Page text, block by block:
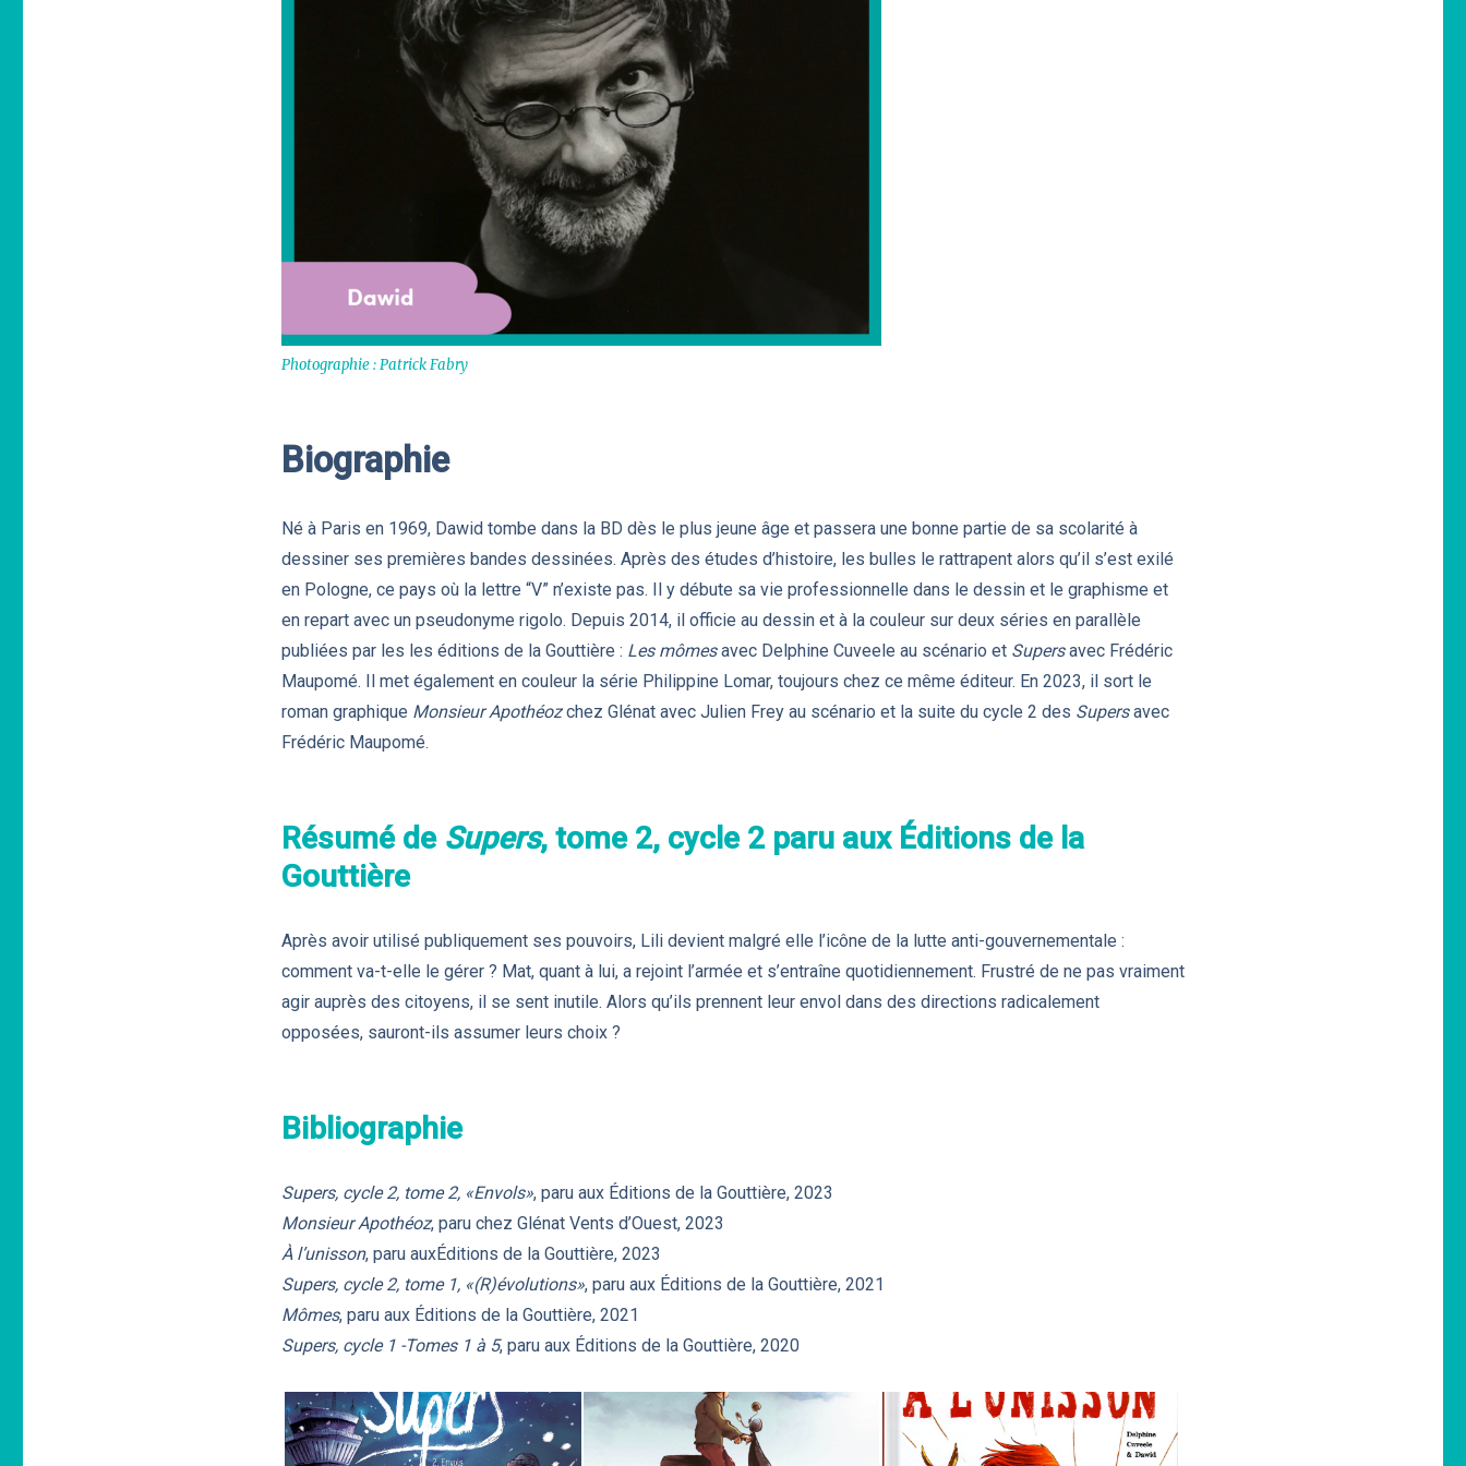
Photographie : Patrick Fabry
Biographie
Né à Paris en 1969, Dawid tombe dans la BD dès le plus jeune âge et passera une bonne partie de sa scolarité à
dessiner ses premières bandes dessinées. Après des études d’histoire, les bulles le rattrapent alors qu’il s’est exilé
en Pologne, ce pays où la lettre “V” n’existe pas. Il y débute sa vie professionnelle dans le dessin et le graphisme et
en repart avec un pseudonyme rigolo. Depuis 2014, il officie au dessin et à la couleur sur deux séries en parallèle
publiées par les les éditions de la Gouttière : Les mômesavec Delphine Cuveele au scénario et Supersavec Frédéric
Maupomé. Il met également en couleur la série Philippine Lomar, toujours chez ce même éditeur. En 2023, il sort le
roman graphique Monsieur Apothéozchez Glénat avec Julien Frey au scénario et la suite du cycle 2 des Supersavec
Frédéric Maupomé.
Résumé de Supers, tome 2, cycle 2 paru aux Éditions de la
Gouttière
Après avoir utilisé publiquement ses pouvoirs, Lili devient malgré elle l’icône de la lutte anti-gouvernementale :
comment va-t-elle le gérer ? Mat, quant à lui, a rejoint l’armée et s’entraîne quotidiennement. Frustré de ne pas vraiment
agir auprès des citoyens, il se sent inutile. Alors qu’ils prennent leur envol dans des directions radicalement
opposées, sauront-ils assumer leurs choix ?
Bibliographie
Supers, cycle 2, tome 2, «Envols», paru aux Éditions de la Gouttière, 2023
Monsieur Apothéoz, paru chez Glénat Vents d’Ouest, 2023
À l’unisson, paru auxÉditions de la Gouttière, 2023
Supers, cycle 2, tome 1, «(R)évolutions», paru aux Éditions de la Gouttière, 2021
Mômes, paru aux Éditions de la Gouttière, 2021
Supers, cycle 1 -Tomes 1 à 5, paru aux Éditions de la Gouttière, 2020